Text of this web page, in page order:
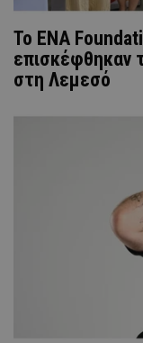
Το ENA
επισκέφθηκαν
στη Λεμεσό